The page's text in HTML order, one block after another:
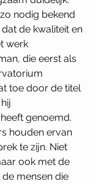
nodig bekend
de kwaliteit en
werk
die eerst als
toe door de titel
heeft genoemd.
houden ervan
te zijn. Niet
ook met de
mensen die